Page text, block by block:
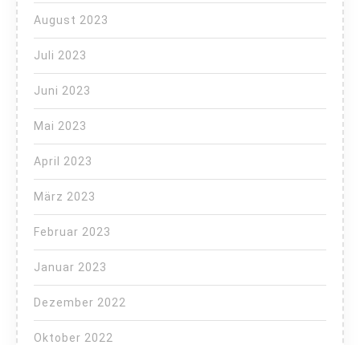
August 2023
Juli 2023
Juni 2023
Mai 2023
April 2023
März 2023
Februar 2023
Januar 2023
Dezember 2022
Oktober 2022